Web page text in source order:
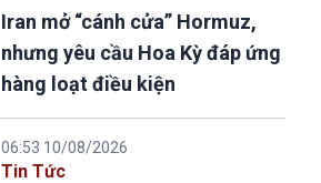
Iran mở “cánh cửa” Hormuz,
nhưng yêu cầu Hoa Kỳ đáp ứng
hàng loạt điều kiện
06:53 10/08/2026
Tin Tức